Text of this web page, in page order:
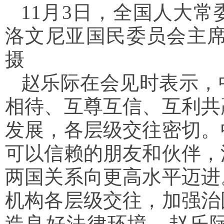
11月3日，全国人大
洛文尼亚国民委员会主
摄
赵乐际在会见时表示
相待、互尊互信、互利
发展，各层级交往密切
可以信赖的朋友和伙伴
两国关系向更高水平迈
机构各层级交往，加强